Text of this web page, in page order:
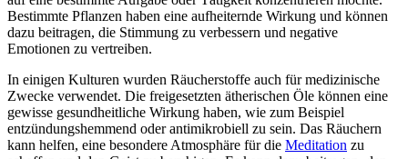
Bestimmte Pflanzen haben eine aufheiternde Wirkung und können
dazu beitragen, die Stimmung zu verbessern und negative
Emotionen zu vertreiben.
In einigen Kulturen wurden Räucherstoffe auch für medizinische
Zwecke verwendet. Die freigesetzten ätherischen Öle können eine
gewisse gesundheitliche Wirkung haben, wie zum Beispiel
entzündungshemmend oder antimikrobiell zu sein. Das Räuchern
kann helfen, eine besondere Atmosphäre für die Meditation zu